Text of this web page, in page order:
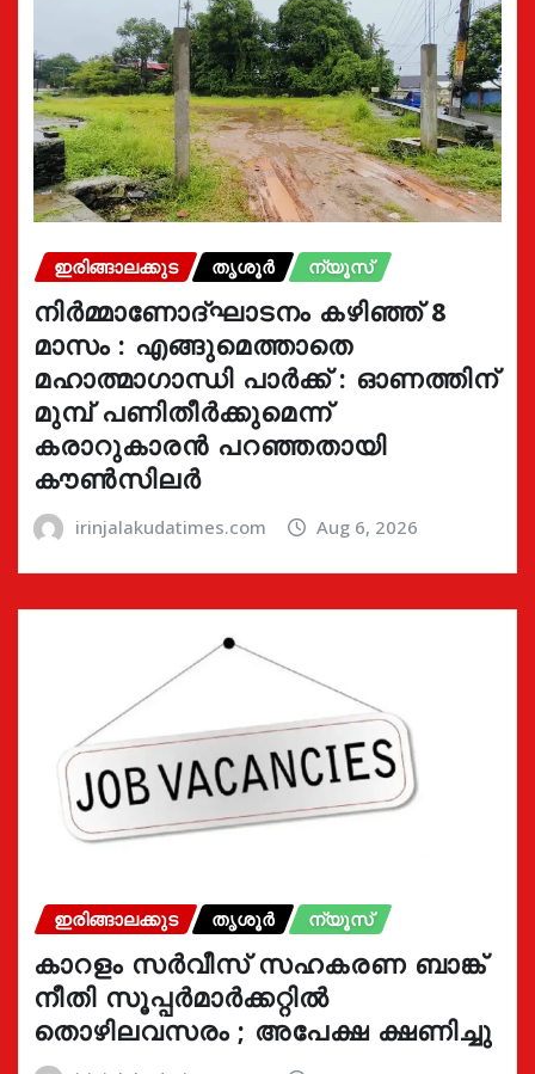
ഇരിങ്ങാലക്കുട തൃശൂർ ന്യൂസ്
നിർമ്മാണോദ്ഘാടനം കഴിഞ്ഞ് 8
മാസം : എങ്ങുമെത്താതെ
മഹാത്മാഗാന്ധി പാർക്ക് : ഓണത്തിന്
മുമ്പ് പണിതീർക്കുമെന്ന്
കരാറുകാരൻ പറഞ്ഞതായി
കൗൺസിലർ
irinjalakudatimes.com Aug 6, 2026
ഇരിങ്ങാലക്കുട തൃശൂർ ന്യൂസ്
കാറളം സർവീസ് സഹകരണ ബാങ്ക്
നീതി സൂപ്പർമാർക്കറ്റിൽ
തൊഴിലവസരം ; അപേക്ഷ ക്ഷണിച്ചു